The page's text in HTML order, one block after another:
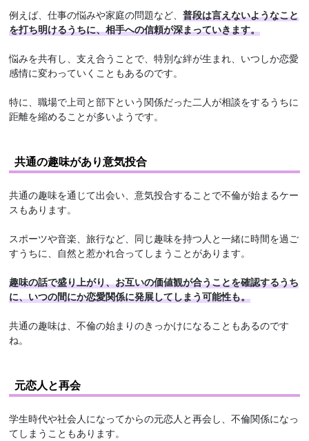
例えば、仕事の悩みや家庭の問題など、普段は言えないようなこと
を打ち明けるうちに、相手への信頼が深まっていきます。
悩みを共有し、支え合うことで、特別な絆が生まれ、いつしか恋愛
感情に変わっていくこともあるのです。
特に、職場で上司と部下という関係だった二人が相談をするうちに
距離を縮めることが多いようです。
共通の趣味があり意気投合
共通の趣味を通じて出会い、意気投合することで不倫が始まるケー
スもあります。
スポーツや音楽、旅行など、同じ趣味を持つ人と一緒に時間を過ご
すうちに、自然と惹かれ合ってしまうことがあります。
趣味の話で盛り上がり、お互いの価値観が合うことを確認するうち
に、いつの間にか恋愛関係に発展してしまう可能性も。
共通の趣味は、不倫の始まりのきっかけになることもあるのです
ね。
元恋人と再会
学生時代や社会人になってからの元恋人と再会し、不倫関係になっ
てしまうこともあります。